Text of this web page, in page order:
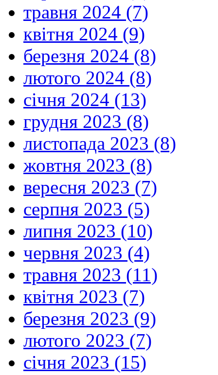
травня 2024 (7)
квітня 2024 (9)
березня 2024 (8)
лютого 2024 (8)
січня 2024 (13)
грудня 2023 (8)
листопада 2023 (8)
жовтня 2023 (8)
вересня 2023 (7)
серпня 2023 (5)
липня 2023 (10)
червня 2023 (4)
травня 2023 (11)
квітня 2023 (7)
березня 2023 (9)
лютого 2023 (7)
січня 2023 (15)